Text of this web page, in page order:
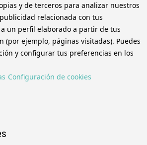
y de terceros para analizar nuestros
relacionada con tus
un perfil elaborado a partir de tus
(por ejemplo, páginas visitadas). Puedes
y configurar tus preferencias en los
Configuración de cookies